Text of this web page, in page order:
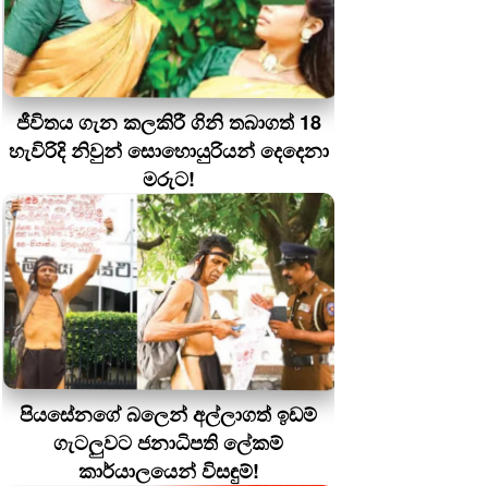
ජීවිතය ගැන කලකිරී ගිනි තබාගත් 18
හැවිරිදි නිවුන් සොහොයුරියන් දෙදෙනා
මරුට!
පියසේනගේ බලෙන් අල්ලාගත් ඉඩම්
ගැටලුවට ජනාධිපති ලේකම්
කාර්යාලයෙන් විසඳුම්!